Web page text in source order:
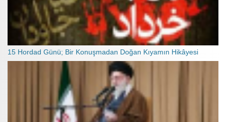
15 Hordad Günü; Bir Konuşmadan Doğan Kıyamın Hikâyesi